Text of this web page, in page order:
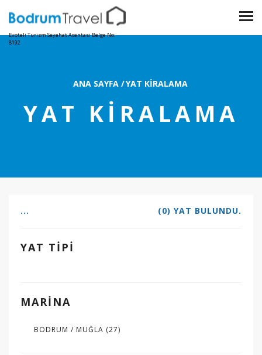
Evoteli Turizm Seyehat Acentası Belge No:
8192
ANA SAYFA /YAT KIRALAMA
YAT KIRALAMA
(0) YAT BULUNDU.
...
YAT TIPI
MARINA
BODRUM / MUĞLA (27)